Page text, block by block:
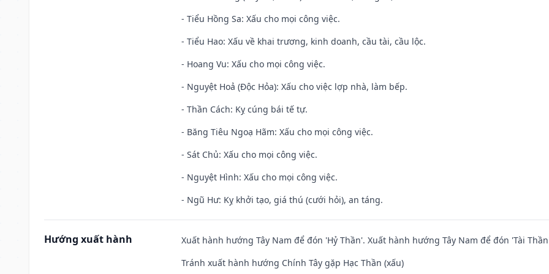
- Tiểu Hồng Sa: Xấu cho mọi công việc.
- Tiểu Hao: Xấu về khai trương, kinh doanh, cầu tài, cầu lộc.
- Hoang Vu: Xấu cho mọi công việc.
- Nguyệt Hoả (Độc Hỏa): Xấu cho việc lợp nhà, làm bếp.
- Thần Cách: Kỵ cúng bái tế tự.
- Băng Tiêu Ngoạ Hãm: Xấu cho mọi công việc.
- Sát Chủ: Xấu cho mọi công việc.
- Nguyệt Hình: Xấu cho mọi công việc.
- Ngũ Hư: Kỵ khởi tạo, giá thú (cưới hỏi), an táng.
Hướng xuất hành
Xuất hành hướng Tây Nam để đón 'Hỷ Thần'. Xuất hành hướng Tây Nam để đón 'Tài
Tránh xuất hành hướng Chính Tây gặp Hạc Thần (xấu)